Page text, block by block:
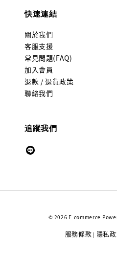
快速連結
關於我們
客服支援
常見問題(FAQ)
加入會員
退款 / 退貨政策
聯絡我們
追蹤我們
© 2026 E-commerce
服務條款 | 隱私